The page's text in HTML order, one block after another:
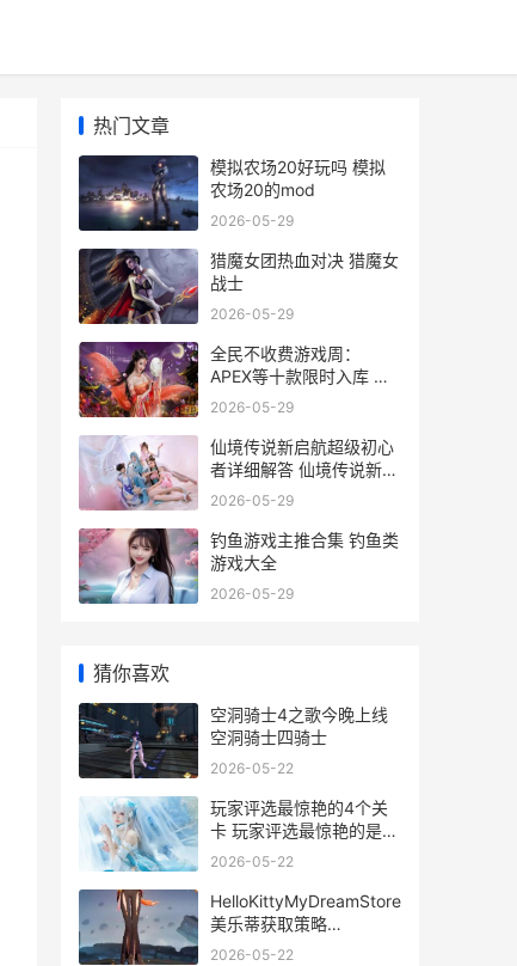
热门文章
模拟农场20好玩吗 模拟
农场20的mod
2026-05-29
猎魔女团热血对决 猎魔女
战士
2026-05-29
全民不收费游戏周：
APEX等十款限时入库 全
民不收费游戏大全
2026-05-29
仙境传说新启航超级初心
者详细解答 仙境传说新启
航技能模拟器
2026-05-29
钓鱼游戏主推合集 钓鱼类
游戏大全
2026-05-29
猜你喜欢
空洞骑士4之歌今晚上线
空洞骑士四骑士
2026-05-22
玩家评选最惊艳的4个关
卡 玩家评选最惊艳的是什
么
2026-05-22
HelloKittyMyDreamStore
美乐蒂获取策略
hellokittymydreamstore
2026-05-22